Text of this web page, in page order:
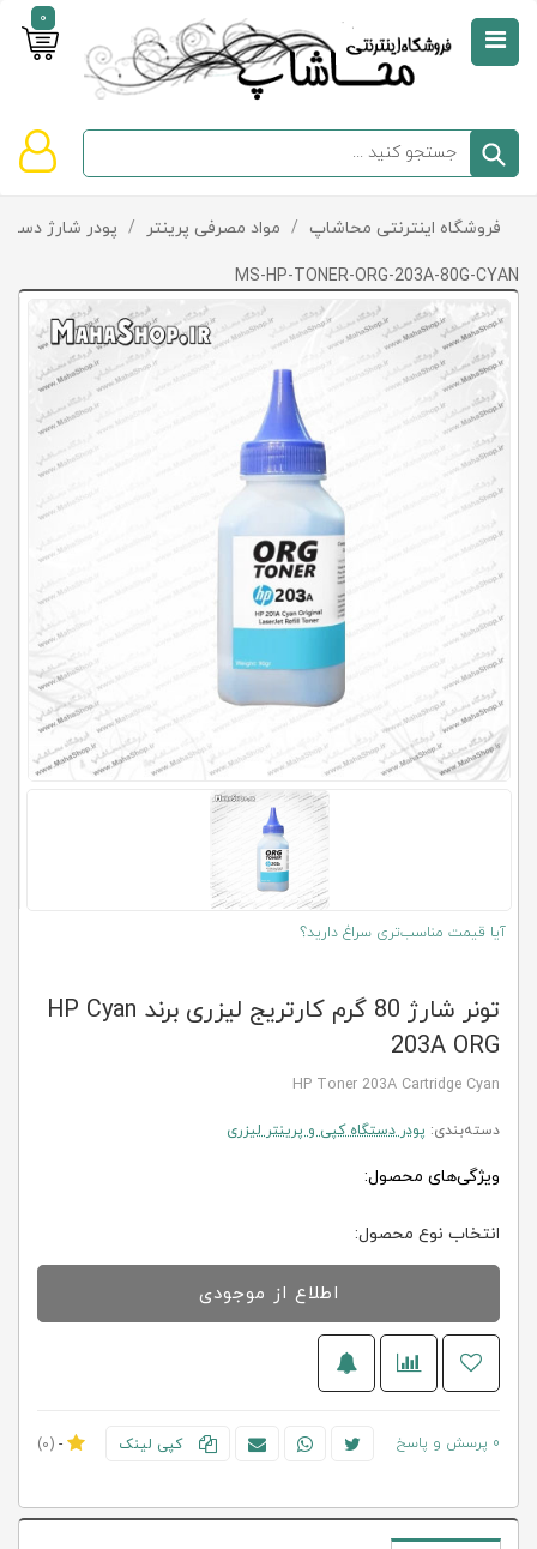
0
صفحه
دسته‌بندی
تخفیف‌ها
و
پیشنهادها
تماس
کلاب
محاشاپ
سبد
خالی
است
فروشگاه اینترنتی محاشاپ / مواد مصرفی پرینتر / پودر شارژ
MS-HP-TONER-ORG-203A-80G-CYAN
آیا قیمت مناسب‌تری سراغ دارید؟
تونر شارژ 80 گرم کارتریج لیزری برند HP Cyan
203A ORG
HP Toner 203A Cartridge Cyan
دسته‌بندی: پودر دستگاه کپی و پرینتر لیزری
ویژگی‌های محصول:
انتخاب نوع محصول:
اطلاع از موجودی
0 پرسش و پاسخ کپی لینک -
(0)